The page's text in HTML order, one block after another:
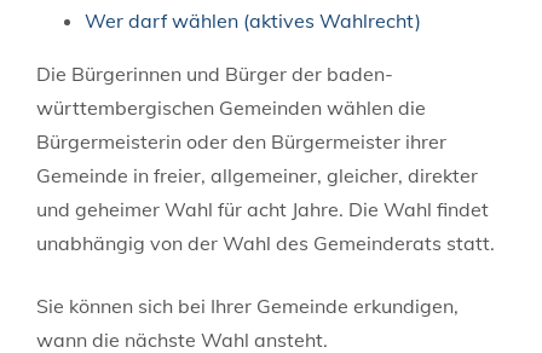
Wer darf wählen (aktives Wahlrecht)
Die Bürgerinnen und Bürger der baden-
württembergischen Gemeinden wählen die
Bürgermeisterin oder den Bürgermeister ihrer
Gemeinde in freier, allgemeiner, gleicher, direkter
und geheimer Wahl für acht Jahre. Die Wahl findet
unabhängig von der Wahl des Gemeinderats statt.
Sie können sich bei Ihrer Gemeinde erkundigen,
wann die nächste Wahl ansteht.